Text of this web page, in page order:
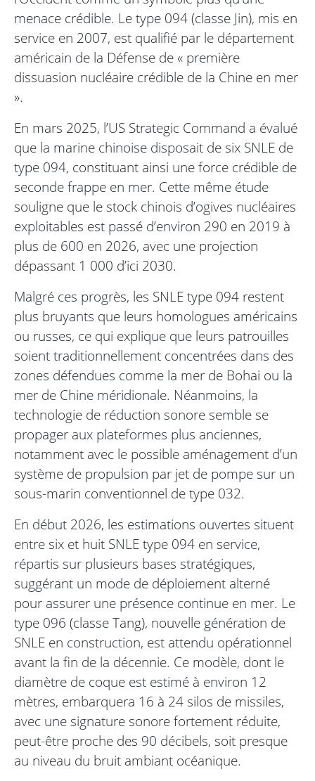
menace crédible. Le type 094 (classe Jin), mis en
service en 2007, est qualifié par le département
américain de la Défense de « première
dissuasion nucléaire crédible de la Chine en mer
».
En mars 2025, l’US Strategic Command a évalué
que la marine chinoise disposait de six SNLE de
type 094, constituant ainsi une force crédible de
seconde frappe en mer. Cette même étude
souligne que le stock chinois d’ogives nucléaires
exploitables est passé d’environ 290 en 2019 à
plus de 600 en 2026, avec une projection
dépassant 1 000 d’ici 2030.
Malgré ces progrès, les SNLE type 094 restent
plus bruyants que leurs homologues américains
ou russes, ce qui explique que leurs patrouilles
soient traditionnellement concentrées dans des
zones défendues comme la mer de Bohai ou la
mer de Chine méridionale. Néanmoins, la
technologie de réduction sonore semble se
propager aux plateformes plus anciennes,
notamment avec le possible aménagement d’un
système de propulsion par jet de pompe sur un
sous-marin conventionnel de type 032.
En début 2026, les estimations ouvertes situent
entre six et huit SNLE type 094 en service,
répartis sur plusieurs bases stratégiques,
suggérant un mode de déploiement alterné
pour assurer une présence continue en mer. Le
type 096 (classe Tang), nouvelle génération de
SNLE en construction, est attendu opérationnel
avant la fin de la décennie. Ce modèle, dont le
diamètre de coque est estimé à environ 12
mètres, embarquera 16 à 24 silos de missiles,
avec une signature sonore fortement réduite,
peut-être proche des 90 décibels, soit presque
au niveau du bruit ambiant océanique.